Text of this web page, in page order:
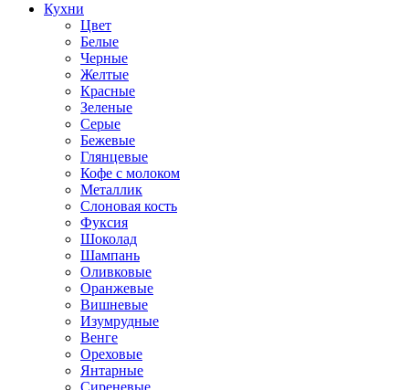
Кухни
Цвет
Белые
Черные
Желтые
Красные
Зеленые
Серые
Бежевые
Глянцевые
Кофе с молоком
Металлик
Слоновая кость
Фуксия
Шоколад
Шампань
Оливковые
Оранжевые
Вишневые
Изумрудные
Венге
Ореховые
Янтарные
Сиреневые